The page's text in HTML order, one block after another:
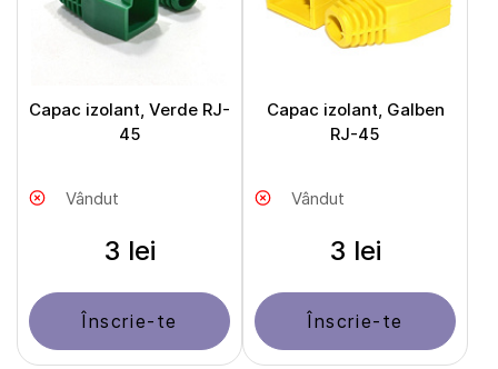
Capac izolant, Verde RJ-
45
Vândut
3 lei
Înscrie-te
Capac izolant, Galben
RJ-45
Vândut
3 lei
Înscrie-te